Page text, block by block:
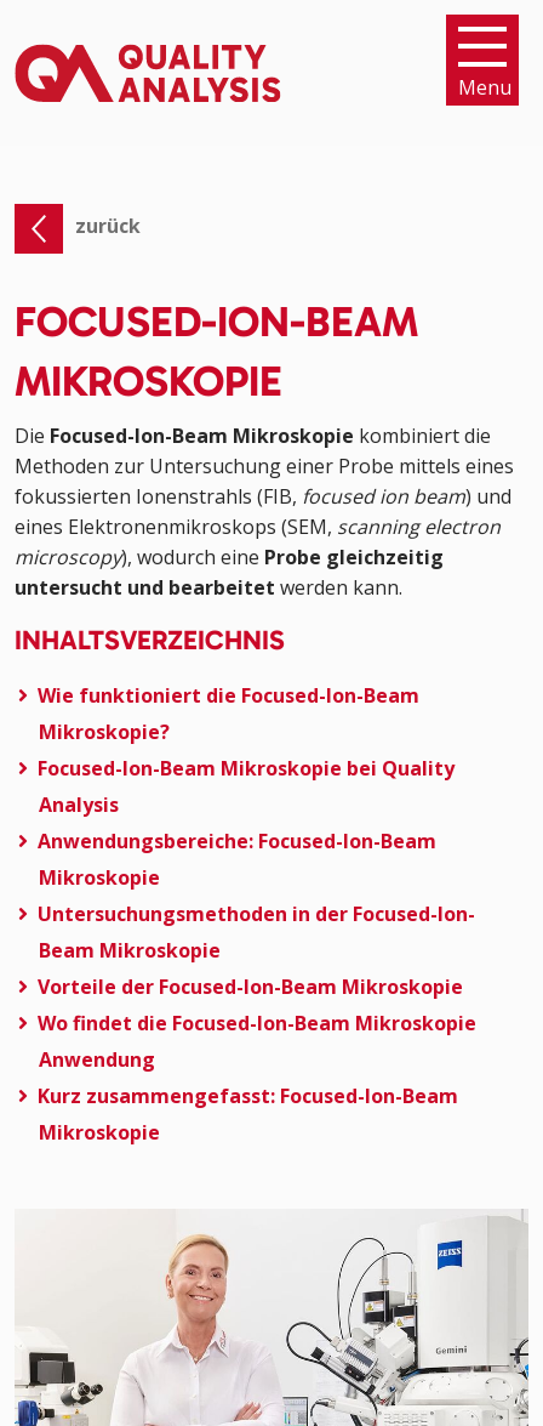
zurück
FOCUSED-ION-BEAM
MIKROSKOPIE
Die Focused-Ion-Beam Mikroskopie kombiniert die
Methoden zur Untersuchung einer Probe mittels eines
fokussierten Ionenstrahls (FIB, focused ion beam) und
eines Elektronenmikroskops (SEM, scanning electron
microscopy), wodurch eine Probe gleichzeitig
untersucht und bearbeitet werden kann.
INHALTSVERZEICHNIS
Wie funktioniert die Focused-Ion-Beam
Mikroskopie?
Focused-Ion-Beam Mikroskopie bei Quality
Analysis
Anwendungsbereiche: Focused-Ion-Beam
Mikroskopie
Untersuchungsmethoden in der Focused-Ion-
Beam Mikroskopie
Vorteile der Focused-Ion-Beam Mikroskopie
Wo findet die Focused-Ion-Beam Mikroskopie
Anwendung
Kurz zusammengefasst: Focused-Ion-Beam
Mikroskopie
Menu